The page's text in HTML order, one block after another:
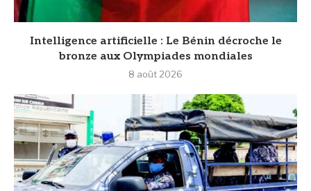
Intelligence artificielle : Le Bénin décroche le
bronze aux Olympiades mondiales
8 août 2026